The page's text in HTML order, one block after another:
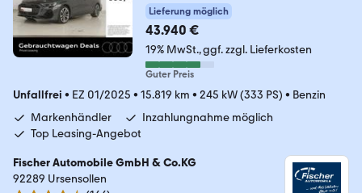
Lieferung möglich
43.940 €
19% MwSt. ggf. zzgl. Lieferkosten
Guter Preis
Unfallfrei • EZ 01/2025 • 15.819 km • 245 kW (333 PS) • Benzin
Markenhändler
Inzahlungnahme möglich
Top Leasing-Angebot
Fischer Automobile GmbH & Co.KG
92289 Ursensollen